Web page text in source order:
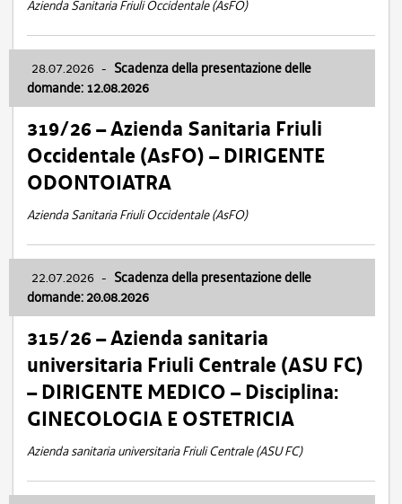
Azienda Sanitaria Friuli Occidentale (AsFO)
28.07.2026 - Scadenza della presentazione delle
domande: 12.08.2026
319/26 – Azienda Sanitaria Friuli
Occidentale (AsFO) – DIRIGENTE
ODONTOIATRA
Azienda Sanitaria Friuli Occidentale (AsFO)
22.07.2026 - Scadenza della presentazione delle
domande: 20.08.2026
315/26 – Azienda sanitaria
universitaria Friuli Centrale (ASU FC)
– DIRIGENTE MEDICO – Disciplina:
GINECOLOGIA E OSTETRICIA
Azienda sanitaria universitaria Friuli Centrale (ASU FC)